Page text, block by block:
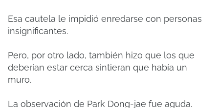
Esa cautela le impidió enredarse con personas
insignificantes.
Pero, por otro lado, también hizo que los que
deberían estar cerca sintieran que había un
muro.
La observación de Park Dong-jae fue aguda.